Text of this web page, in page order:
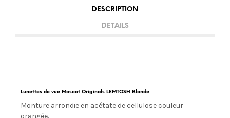
DESCRIPTION
DETAILS
Lunettes de vue Moscot Originals LEMTOSH Blonde
Monture arrondie en acétate de cellulose couleur
orangée.